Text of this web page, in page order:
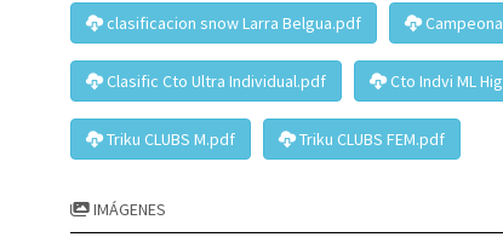
clasificacion snow Larra Belgua.pdf
Clasific Cto Ultra Individual.pdf Cto Indvi ML
Triku CLUBS M.pdf Triku CLUBS FEM.pdf
IMÁGENES